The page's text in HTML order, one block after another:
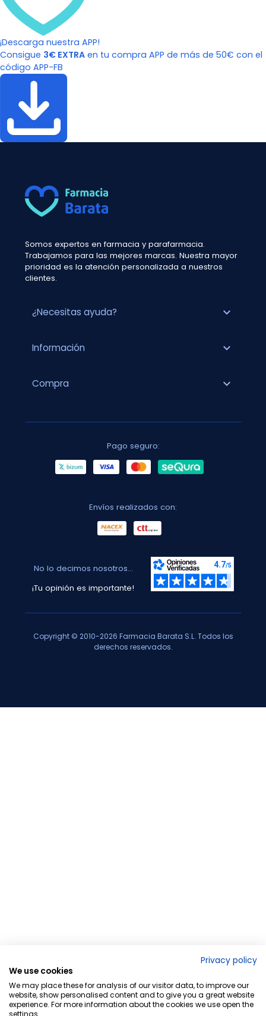
¡Descarga nuestra APP!
Consigue 3€ EXTRA en tu compra APP de más de 50€ con el
código APP-FB
Somos expertos en farmacia y parafarmacia.
Trabajamos para las mejores marcas. Nuestra mayor
prioridad es la atención personalizada a nuestros
clientes.
¿Necesitas ayuda? expand_more
Información expand_more
Compra expand_more
Pago seguro:
Envíos realizados con:
No lo decimos nosotros...
¡Tu opinión es importante!
Copyright © 2010-2026 Farmacia Barata S.L. Todos los
derechos reservados.
Privacy policy
We use cookies
We may place these for analysis of our visitor data, to improve our
website, show personalised content and to give you a great website
experience. For more information about the cookies we use open the
settings.